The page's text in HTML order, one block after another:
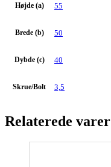
Højde (a) 55
Brede (b) 50
Dybde (c) 40
Skrue/Bolt 3,5
Relaterede varer